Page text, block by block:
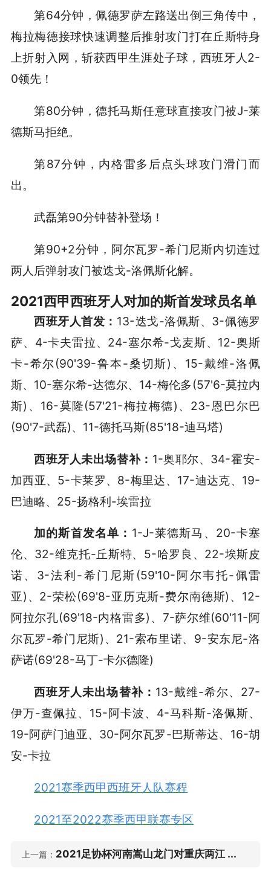
第64分钟，佩德罗萨左路送出倒三角传中，
梅拉梅德接球快速调整后推射攻门打在丘斯特身
上折射入网，斩获西甲生涯处子球，西班牙人2-
0领先！
第80分钟，德托马斯任意球直接攻门被J-莱
德斯马拒绝。
第87分钟，内格雷多后点头球攻门滑门而
出。
武磊第90分钟替补登场！
第90+2分钟，阿尔瓦罗-希门尼斯内切连过
两人后弹射攻门被迭戈-洛佩斯化解。
2021西甲西班牙人对加的斯首发球员名单
西班牙人首发： 13-迭戈-洛佩斯、3-佩德罗
萨、4-卡夫雷拉、24-塞尔希-戈麦斯、12-奥斯
卡-希尔(90'39-鲁本-桑切斯)、15-戴维-洛佩
斯、10-塞尔希-达德尔、14-梅伦多(57'6-莫拉内
斯)、16-莫隆(57'21-梅拉梅德)、23-恩巴尔巴
(90'7-武磊)、11-德托马斯(85'18-迪马塔)
西班牙人未出场替补： 1-奥耶尔、34-霍安-
加西亚、5-卡莱罗、8-梅里达、17-迪达克、19-
巴迪略、25-扬格利-埃雷拉
加的斯首发名单： 1-J-莱德斯马、20-卡塞
伦、32-维克托-丘斯特、5-哈罗良、22-埃斯皮
诺、3-法利-希门尼斯(59'10-阿尔韦托-佩雷
亚)、2-荣松(69'8-亚历克斯-费尔南德斯)、12-
阿拉尔孔(69'18-内格雷多)、7-萨尔维(60'11-阿
尔瓦罗-希门尼斯)、21-索布里诺、9-安东尼-洛
萨诺(69'28-马丁-卡尔德隆)
西班牙人未出场替补： 13-戴维-希尔、27-
伊万-查佩拉、15-阿卡波、4-马科斯-洛佩斯、
19-阿萨门迪亚、30-阿尔瓦罗-巴斯蒂达、16-胡
安-卡拉
2021赛季西甲西班牙人队赛程
2021至2022赛季西甲联赛专区
上一篇： 2021足协杯河南嵩山龙门对重庆两江 ...